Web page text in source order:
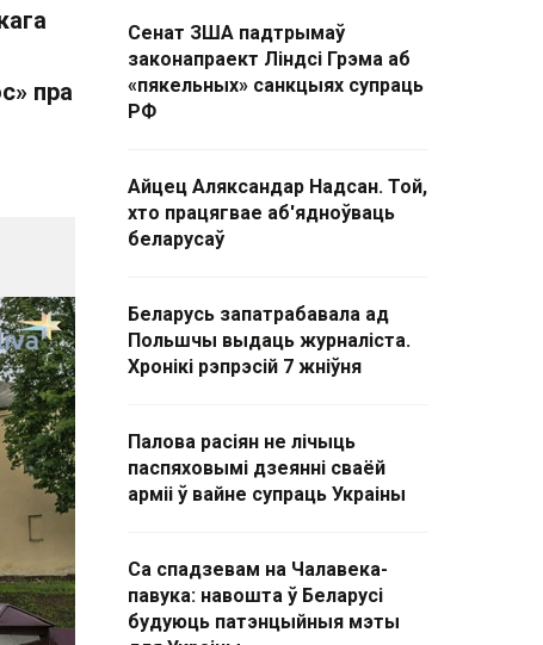
пра
Сенат ЗША падтрымаў
законапраект Ліндсі Грэма аб
«пякельных» санкцыях супраць
РФ
Айцец Аляксандар Надсан. Той,
хто працягвае аб'ядноўваць
беларусаў
Беларусь запатрабавала ад
Польшчы выдаць журналіста.
Хронікі рэпрэсій 7 жніўня
Палова расіян не лічыць
паспяховымі дзеянні сваёй
арміі ў вайне супраць Украіны
Са спадзевам на Чалавека-
павука: навошта ў Беларусі
будуюць патэнцыйныя мэты